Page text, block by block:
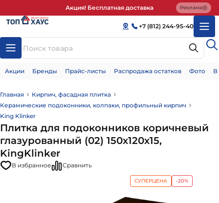
Акция! Бесплатная доставка Реклама
+7 (812) 244-95-40
Акции Бренды Прайс-листы Распродажа остатков Фото
Главная
Кирпич, фасадная плитка
Керамические подоконники, колпаки, профильный кирпич
King Klinker
Плитка для подоконников коричневый
глазурованный (02) 150х120х15,
KingKlinker
В избранное Сравнить
СУПЕРЦЕНА -20%